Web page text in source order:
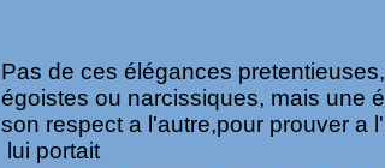
Pas de ces élégances
égoistes ou narcissiques, mais une
son respect a l'autre,pour prouver a
lui portait